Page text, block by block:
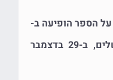
על הספר הופיעה ב-
Jerusalem Post במוסף ירושלים, ב-29 בדצמבר